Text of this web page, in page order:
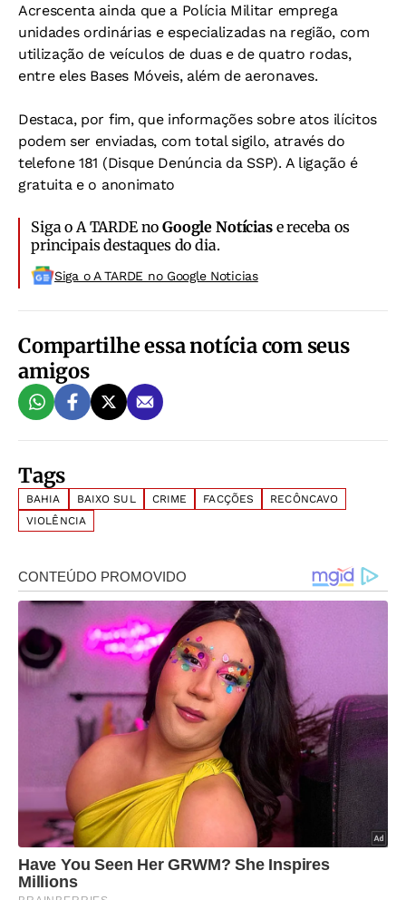
Acrescenta ainda que a Polícia Militar emprega
unidades ordinárias e especializadas na região, com
utilização de veículos de duas e de quatro rodas,
entre eles Bases Móveis, além de aeronaves.
Destaca, por fim, que informações sobre atos ilícitos
podem ser enviadas, com total sigilo, através do
telefone 181 (Disque Denúncia da SSP). A ligação é
gratuita e o anonimato
Siga o A TARDE noGoogle Notíciase receba os
principais destaques do dia.
Siga o A TARDE no Google Noticias
Compartilhe essa notícia com seus
amigos
Tags
BAHIA BAIXO SUL CRIME FACÇÕES
RECÔNCAVO
VIOLÊNCIA